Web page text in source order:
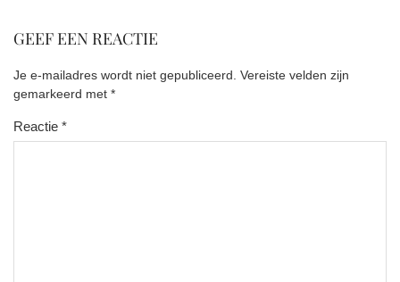
GEEF EEN REACTIE
Je e-mailadres wordt niet gepubliceerd. Vereiste velden zijn
gemarkeerd met *
Reactie *